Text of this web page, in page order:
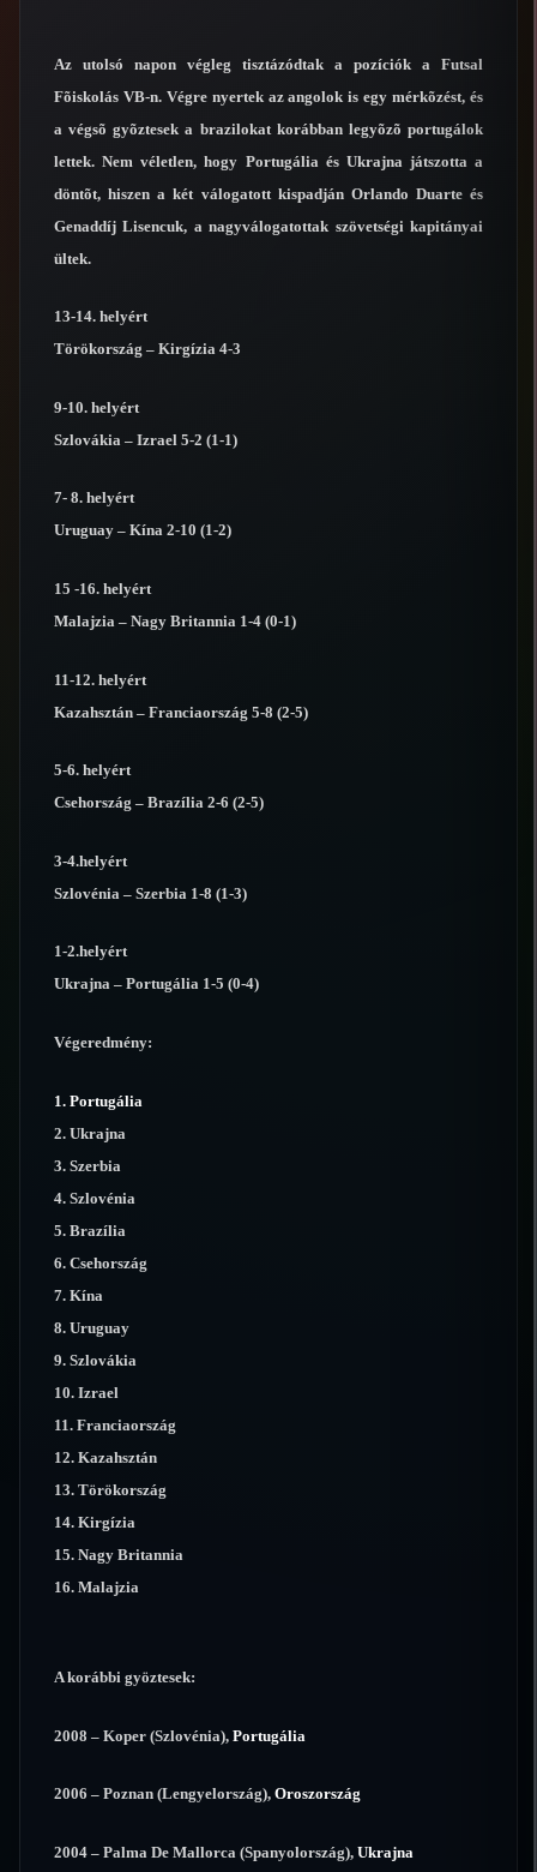
Az utolsó napon végleg tisztázódtak a pozíciók a Futsal
Fõiskolás VB-n. Végre nyertek az angolok is egy mérkõzést, és
a végsõ gyõztesek a brazilokat korábban legyõzõ portugálok
lettek. Nem véletlen, hogy Portugália és Ukrajna játszotta a
döntõt, hiszen a két válogatott kispadján Orlando Duarte és
Genaddíj Lisencuk, a nagyválogatottak szövetségi kapitányai
ültek.
13-14. helyért
Törökország – Kirgízia 4-3
9-10. helyért
Szlovákia – Izrael 5-2 (1-1)
7- 8. helyért
Uruguay – Kína 2-10 (1-2)
15 -16. helyért
Malajzia – Nagy Britannia 1-4 (0-1)
11-12. helyért
Kazahsztán – Franciaország 5-8 (2-5)
5-6. helyért
Csehország – Brazília 2-6 (2-5)
3-4.helyért
Szlovénia – Szerbia 1-8 (1-3)
1-2.helyért
Ukrajna – Portugália 1-5 (0-4)
Végeredmény:
1. Portugália
2. Ukrajna
3. Szerbia
4. Szlovénia
5. Brazília
6. Csehország
7. Kína
8. Uruguay
9. Szlovákia
10. Izrael
11. Franciaország
12. Kazahsztán
13. Törökország
14. Kirgízia
15. Nagy Britannia
16. Malajzia
A korábbi gyöztesek:
2008 – Koper (Szlovénia), Portugália
2006 – Poznan (Lengyelország), Oroszország
2004 – Palma De Mallorca (Spanyolország), Ukrajna